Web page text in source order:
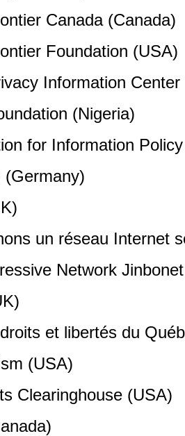
Canada (Canada)
Foundation (USA)
Information Center
(Nigeria)
for Information
(Germany)
un réseau Internet
Network
et libertés du
(USA)
Clearinghouse (USA)